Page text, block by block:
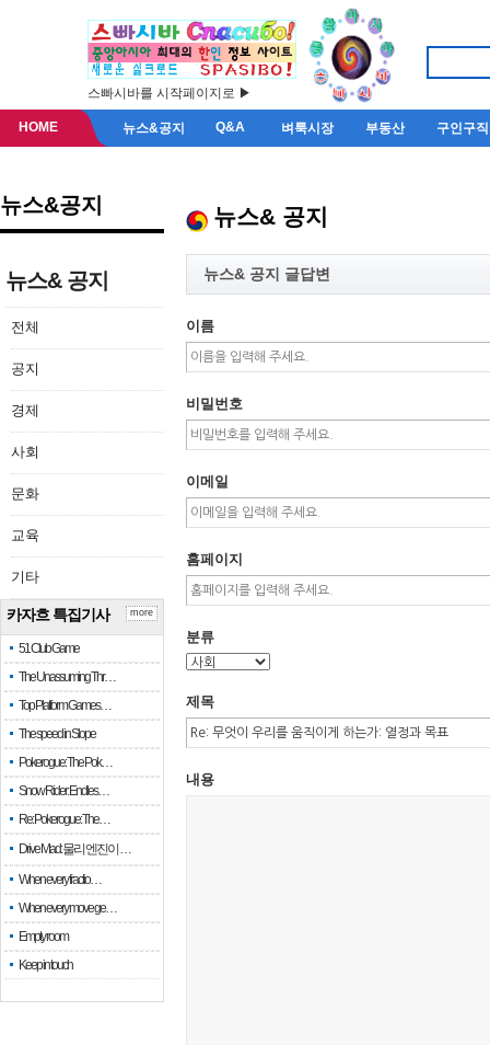
스빠시바를 시작페이지로 ▶
HOME 뉴스&공지 Q&A 벼룩시장 부동산 구인구직
뉴스&공지
뉴스& 공지
전체
공지
경제
사회
문화
교육
기타
카자흐 특집기사
51 Club Game
The Unassuming Thr…
Top Platform Games…
The speed in Slope
Pokerogue: The Pok…
Snow Rider: Endles…
Re: Pokerogue: The…
Drive Mad: 물리 엔진이 …
When every fractio…
When every move ge…
Empty room
Keep in touch
more
뉴스& 공지
뉴스& 공지 글답변
이름
비밀번호
이메일
홈페이지
분류
제목
내용